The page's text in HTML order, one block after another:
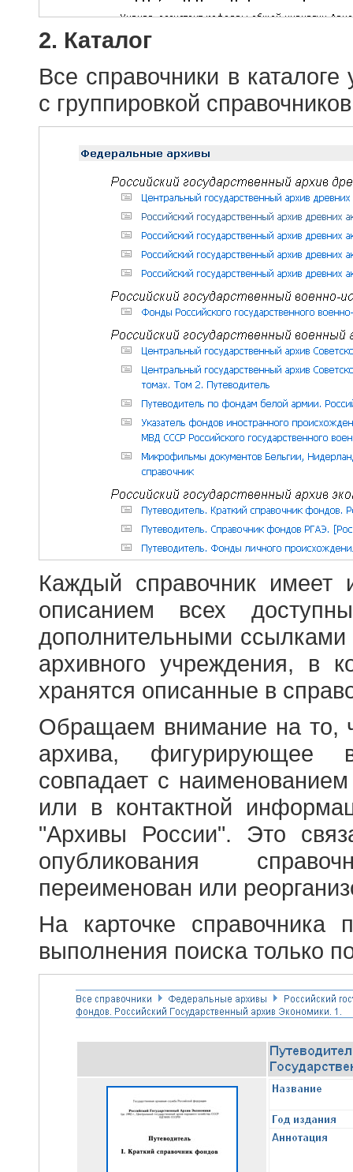
2. Каталог
Все справочники в
с группировкой
Каждый справочник имеет
описанием всех
дополнительными
архивного учреждения, в
хранятся описанные в
Обращаем внимание на то,
архива, фигурирующее
совпадает с
или в контактной
"Архивы России". Это
опубликования
переименован или
На карточке справочника
выполнения поиска только